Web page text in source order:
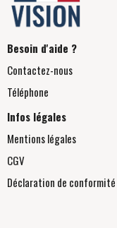
Besoin d'aide ?
Contactez-nous
Téléphone
Infos légales
Mentions légales
CGV
Déclaration de conformité